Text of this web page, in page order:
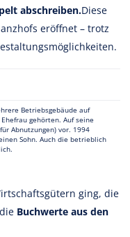
abschreiben.Diese
eröffnet – trotz
Betriebsgebäude auf
gehörten. Auf seine
Abnutzungen) vor. 1994
Sohn. Auch die betrieblich
ging, die
Buchwerte aus den